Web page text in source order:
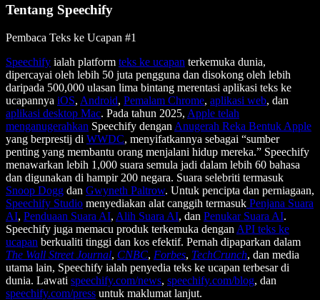
Tentang Speechify
Pembaca Teks ke Ucapan #1
Speechify ialah platform teks ke ucapan terkemuka dunia,
dipercayai oleh lebih 50 juta pengguna dan disokong oleh lebih
daripada 500,000 ulasan lima bintang merentasi aplikasi teks ke
ucapannya iOS, Android, Pemalam Chrome, aplikasi web, dan
aplikasi desktop Mac. Pada tahun 2025, Apple telah
menganugerahkan Speechify dengan Anugerah Reka Bentuk Apple
yang berprestij di WWDC, menyifatkannya sebagai “sumber
penting yang membantu orang menjalani hidup mereka.” Speechify
menawarkan lebih 1,000 suara semula jadi dalam lebih 60 bahasa
dan digunakan di hampir 200 negara. Suara selebriti termasuk
Snoop Dogg dan Gwyneth Paltrow. Untuk pencipta dan perniagaan,
Speechify Studio menyediakan alat canggih termasuk Penjana Suara
AI, Penduaan Suara AI, Alih Suara AI, dan Penukar Suara AI.
Speechify juga memacu produk terkemuka dengan API teks ke
ucapan berkualiti tinggi dan kos efektif. Pernah dipaparkan dalam
The Wall Street Journal, CNBC, Forbes, TechCrunch, dan media
utama lain, Speechify ialah penyedia teks ke ucapan terbesar di
dunia. Lawati speechify.com/news, speechify.com/blog, dan
speechify.com/press untuk maklumat lanjut.